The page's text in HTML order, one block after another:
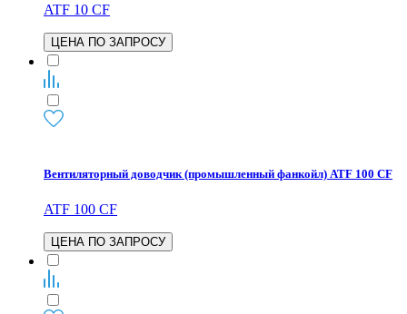
ATF 10 CF
ЦЕНА ПО ЗАПРОСУ
Вентиляторный доводчик (промышленный фанкойл) ATF 100 CF
ATF 100 CF
ЦЕНА ПО ЗАПРОСУ